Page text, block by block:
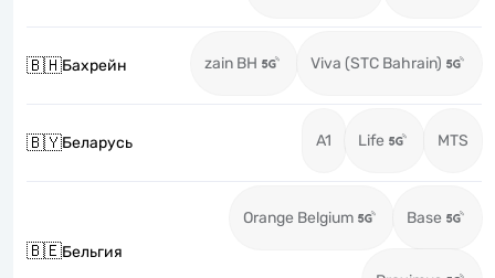
🇧🇭Бахрейн zain BH Viva (STC Bahrain)
🇧🇾Беларусь A1 Life MTS
🇧🇪Бельгия
Orange Belgium Base